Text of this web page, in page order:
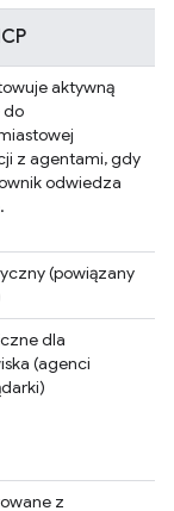
aktywną
do
z agentami, gdy
odwiedza
(powiązany
dla
(agenci
z